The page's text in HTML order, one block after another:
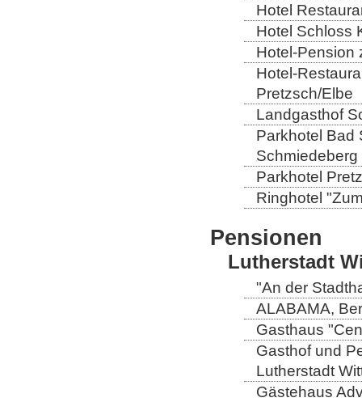
Hotel
Hotel Schloss
Hotel-Pension
Hotel-
Pretzsch/Elbe
Landgasthof
Parkhotel Bad
Schmiedeberg
Parkhotel
Ringhotel
Pensionen
Lutherstadt
"An der
ALABAMA,
Gasthaus
Gasthof und
Lutherstadt
Gästehaus